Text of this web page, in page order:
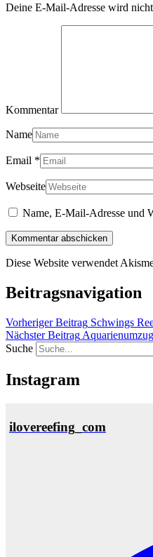
Deine E-Mail-Adresse wird
Kommentar
Name
Email *
Webseite
Name, E-Mail-Adresse und
Diese Website verwendet
Beitragsnavigation
Vorheriger Beitrag Schwings
Nächster Beitrag
Suche
Instagram
ilovereefing_com